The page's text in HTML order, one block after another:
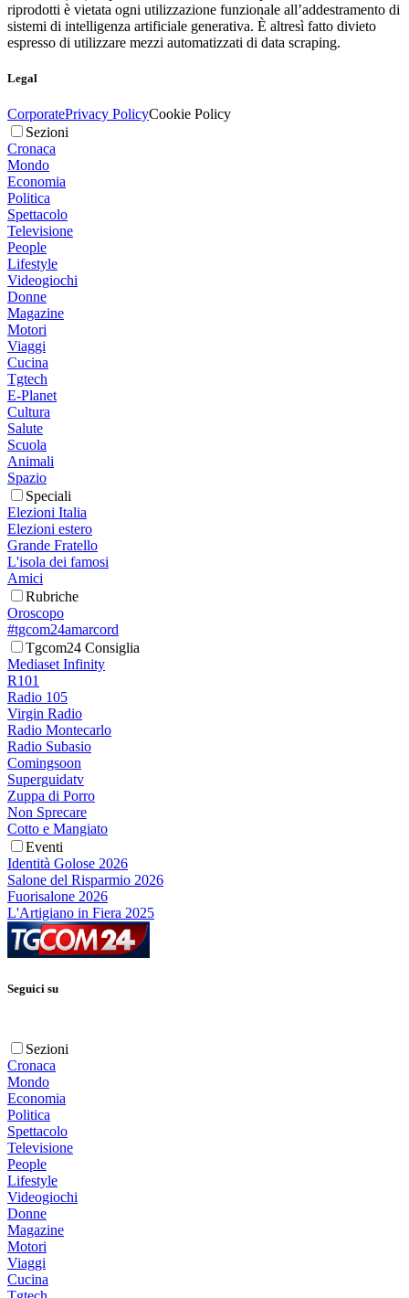
riprodotti è vietata ogni utilizzazione funzionale all’addestramento di
sistemi di intelligenza artificiale generativa. È altresì fatto divieto
espresso di utilizzare mezzi automatizzati di data scraping.
Legal
CorporatePrivacy PolicyCookie Policy
Sezioni
Cronaca
Mondo
Economia
Politica
Spettacolo
Televisione
People
Lifestyle
Videogiochi
Donne
Magazine
Motori
Viaggi
Cucina
Tgtech
E-Planet
Cultura
Salute
Scuola
Animali
Spazio
Speciali
Elezioni Italia
Elezioni estero
Grande Fratello
L'isola dei famosi
Amici
Rubriche
Oroscopo
#tgcom24amarcord
Tgcom24 Consiglia
Mediaset Infinity
R101
Radio 105
Virgin Radio
Radio Montecarlo
Radio Subasio
Comingsoon
Superguidatv
Zuppa di Porro
Non Sprecare
Cotto e Mangiato
Eventi
Identità Golose 2026
Salone del Risparmio 2026
Fuorisalone 2026
L'Artigiano in Fiera 2025
Seguici su
Sezioni
Cronaca
Mondo
Economia
Politica
Spettacolo
Televisione
People
Lifestyle
Videogiochi
Donne
Magazine
Motori
Viaggi
Cucina